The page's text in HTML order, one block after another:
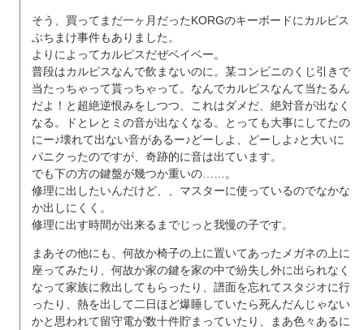
そう、買ってまだ一ヶ月だったKORGのキーボードにカルピス
ぶちまけ事件もありました。
よりによってカルピスだぜベイベー。
普段はカルピスなんで飲まないのに。某コンビニのくじ引きで
当たっちゃって貰っちゃって。なんでカルピスなんて当たるん
だよ！と超絶逆恨みをしつつ、これはダメだ、絶対音が出なく
なる。ドとレとミの音が出なくなる。とっても大事にしてたの
にー♪壊れて出ない音があるー♪どーしよ、どーしよ♪と大いに
パニクったのですが、奇跡的に音は出ています。
でも下の方の鍵盤が幾つか重いの……。
修理に出したいんだけど、、マスターに使っているのでなかな
か出しにくく。
修理に出す時間が出来るまでじっと我慢の子です。
まあその他にも、何故か椅子の上に置いてあったメガネの上に
座ってみたり、何故か家の鍵を家の中で紛失し外に出られなく
なって家族に救出してもらったり、譜面を忘れてスタジオに行
ったり、熱を出して二日ほど爆睡していたら死んだんじゃない
かと思われて留守電が数十件貯まっていたり、まあ色々あるに